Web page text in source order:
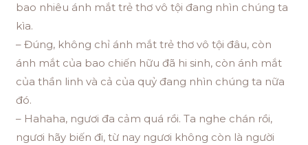
bao nhiêu ánh mắt trẻ thơ vô tội đang nhìn chúng ta
kìa.
– Đúng, không chỉ ánh mắt trẻ thơ vô tội đâu, còn
ánh mắt của bao chiến hữu đã hi sinh, còn ánh mắt
của thần linh và cả của quỷ đang nhìn chúng ta nữa
đó.
– Hahaha, ngươi đa cảm quá rồi. Ta nghe chán rồi,
ngươi hãy biến đi, từ nay ngươi không còn là người